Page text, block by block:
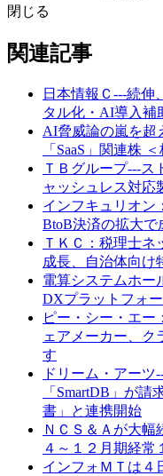
閉じる
関連記事
日本情報Ｃ---続伸
タル化・AI導入補
AI脅威論の嵐を超
「SaaS」関連株
ＴＢグループ---ス
ャッシュレス対応
インフキュリオン
BtoB決済の拡大で
ＴＫＣ：税理士ネ
成長、自治体向け
電算システムホー
DXプラットフォ
ピー・シー・エー
ェアメーカー、ク
す
ドリーム・アーツ
「SmartDB」が
書」と連携開始
ＮＣＳ＆Ａが大
４～１２月期経常
インフォＭＴは４